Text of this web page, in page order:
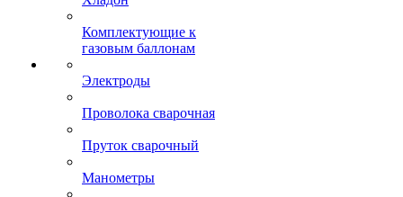
Комплектующие к
газовым баллонам
Электроды
Проволока сварочная
Пруток сварочный
Манометры